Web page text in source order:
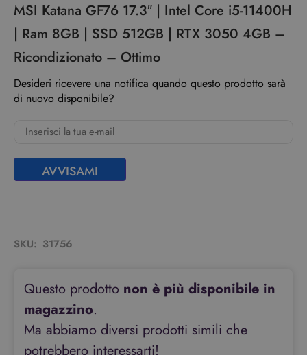
MSI Katana GF76 17.3″ | Intel Core i5-11400H
| Ram 8GB | SSD 512GB | RTX 3050 4GB –
Ricondizionato – Ottimo
Desideri ricevere una notifica quando questo prodotto sarà
di nuovo disponibile?
AVVISAMI
SKU: 31756
Questo prodotto non è più disponibile in
magazzino.
Ma abbiamo diversi prodotti simili che
potrebbero interessarti!